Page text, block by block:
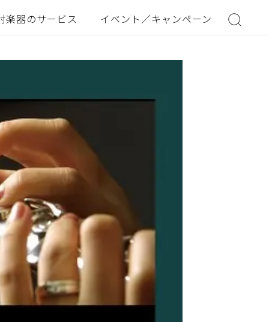
楽器のサービス イベント／キャンペーン